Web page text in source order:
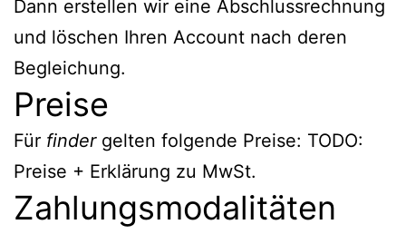
Dann erstellen wir eine Abschlussrechnung
und löschen Ihren Account nach deren
Begleichung.
Preise
Für findergelten folgende Preise: TODO:
Preise + Erklärung zu MwSt.
Zahlungsmodalitäten